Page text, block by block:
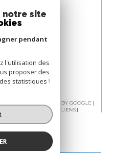
POWERED BY GOOGLE |
NOS LIENS
notre site
pendant
l'utilisation des
proposer des
statistiques !